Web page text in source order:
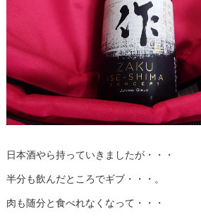
日本酒やら持っていきましたが・・・
半分も飲んだところでギブ・・・。
肉も随分と食べれなくなって・・・